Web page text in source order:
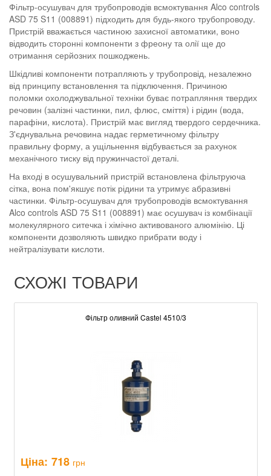
Фільтр-осушувач для трубопроводів всмоктування Alco controls
ASD 75 S11 (008891) підходить для будь-якого трубопроводу.
Пристрій вважається частиною захисної автоматики, воно
відводить сторонні компоненти з фреону та олії ще до
отримання серйозних пошкоджень.
Шкідливі компоненти потрапляють у трубопровід, незалежно
від принципу встановлення та підключення. Причиною
поломки охолоджувальної техніки буває потрапляння твердих
речовин (залізні частинки, пил, флюс, сміття) і рідин (вода,
парафіни, кислота). Пристрій має вигляд твердого сердечника.
З'єднувальна речовина надає герметичному фільтру
правильну форму, а ущільнення відбувається за рахунок
механічного тиску від пружинчастої деталі.
На вході в осушувальний пристрій встановлена фільтруюча
сітка, вона пом'якшує потік рідини та утримує абразивні
частинки. Фільтр-осушувач для трубопроводів всмоктування
Alco controls ASD 75 S11 (008891) має осушувач із комбінації
молекулярного ситечка і хімічно активованого алюмінію. Ці
компоненти дозволяють швидко прибрати воду і
нейтралізувати кислоти.
СХОЖІ ТОВАРИ
Фільтр оливний Castel 4510/3
Ціна: 718 грн